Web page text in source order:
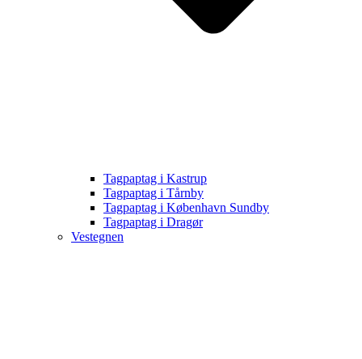
Tagpaptag i Kastrup
Tagpaptag i Tårnby
Tagpaptag i København Sundby
Tagpaptag i Dragør
Vestegnen